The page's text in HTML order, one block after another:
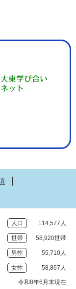
人口 114,577人
世帯 58,920世帯
男性 55,710人
女性 58,867人
令和8年6月末現在